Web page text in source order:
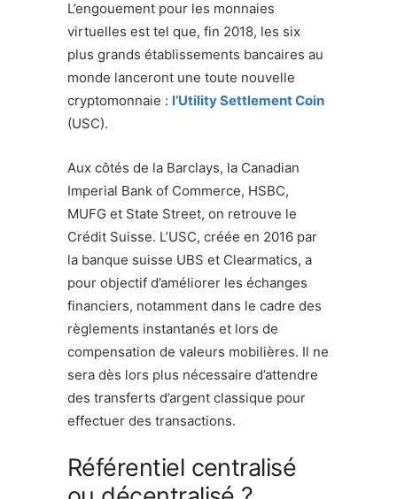
L’engouement pour les monnaies
virtuelles est tel que, fin 2018, les six
plus grands établissements bancaires au
monde lanceront une toute nouvelle
cryptomonnaie : l’Utility Settlement Coin
(USC).
Aux côtés de la Barclays, la Canadian
Imperial Bank of Commerce, HSBC,
MUFG et State Street, on retrouve le
Crédit Suisse. L’USC, créée en 2016 par
la banque suisse UBS et Clearmatics, a
pour objectif d’améliorer les échanges
financiers, notamment dans le cadre des
règlements instantanés et lors de
compensation de valeurs mobilières. Il ne
sera dès lors plus nécessaire d’attendre
des transferts d’argent classique pour
effectuer des transactions.
Référentiel centralisé